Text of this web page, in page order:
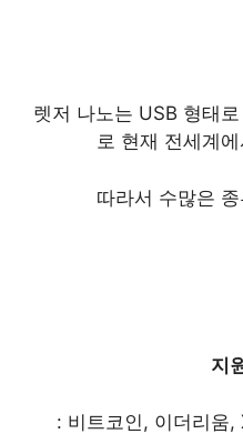
렛저 나노는 USB 형태
로 현재 전세계
따라서 수많은
지
: 비트코인, 이더리움,